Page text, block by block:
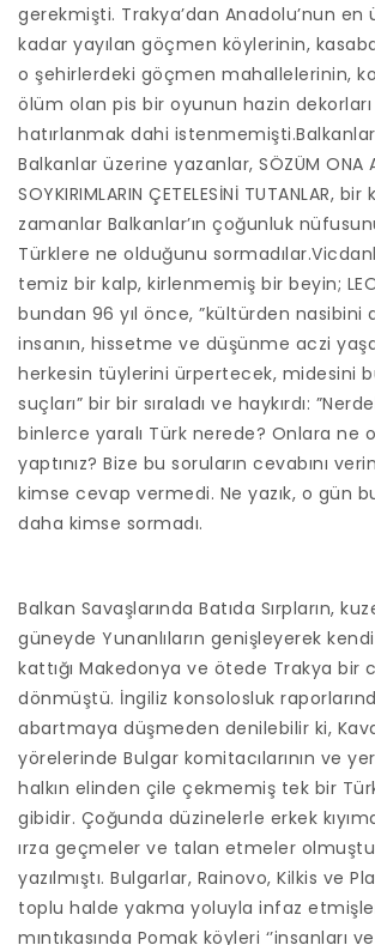
gerekmişti. Trakya’dan Anadolu’nun en
kadar yayılan göçmen köylerinin,
o şehirlerdeki göçmen mahallelerinin,
ölüm olan pis bir oyunun hazin
hatırlanmak dahi
Balkanlar üzerine yazanlar, SÖZÜM ONA
SOYKIRIMLARIN ÇETELESİNİ TUTANLAR,
zamanlar Balkanlar’ın çoğunluk
Türklere ne olduğunu
temiz bir kalp, kirlenmemiş bir beyin;
bundan 96 yıl önce, ”kültürden nasibini
insanın, hissetme ve düşünme aczi
herkesin tüylerini ürpertecek, midesini
suçları” bir bir sıraladı ve haykırdı:
binlerce yaralı Türk nerede? Onlara ne
yaptınız? Bize bu soruların cevabını
kimse cevap vermedi. Ne yazık, o gün
daha kimse sormadı.
Balkan Savaşlarında Batıda Sırpların,
güneyde Yunanlıların genişleyerek kendi
kattığı Makedonya ve ötede Trakya bir
dönmüştü. İngiliz konsolosluk
abartmaya düşmeden denilebilir ki,
yörelerinde Bulgar komitacılarının ve
halkın elinden çile çekmemiş tek bir
gibidir. Çoğunda düzinelerle erkek
ırza geçmeler ve talan etmeler
yazılmıştı. Bulgarlar, Rainovo, Kilkis ve
toplu halde yakma yoluyla infaz
mıntıkasında Pomak köyleri ‘’insanları